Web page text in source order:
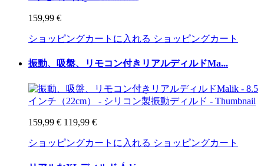
159,99 €
ショッピングカートに入れる ショッピングカート
振動、吸盤、リモコン付きリアルディルドMa...
159,99 € 119,99 €
ショッピングカートに入れる ショッピングカート